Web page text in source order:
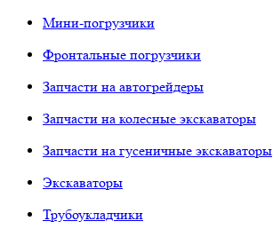
Мини-погрузчики
Фронтальные погрузчики
Запчасти на автогрейдеры
Запчасти на колесные экскаваторы
Запчасти на гусеничные экскаваторы
Экскаваторы
Трубоукладчики